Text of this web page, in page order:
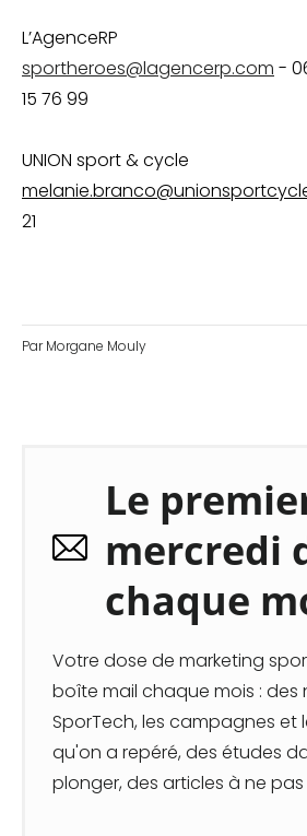
L’AgenceRP
sportheroes@lagencerp.com -
15 76 99
UNION sport & cycle
21
Par Morgane Mouly
Le
mercredi
chaque
Votre dose de marketing
boîte mail chaque mois : des
SporTech, les campagnes et
qu'on a repéré, des études
plonger, des articles à ne pas